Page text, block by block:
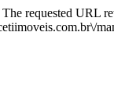
requested URL